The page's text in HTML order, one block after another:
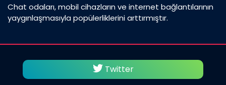
Chat odaları, mobil cihazların ve internet bağlantılarının
yaygınlaşmasıyla popülerliklerini arttırmıştır.
Twitter